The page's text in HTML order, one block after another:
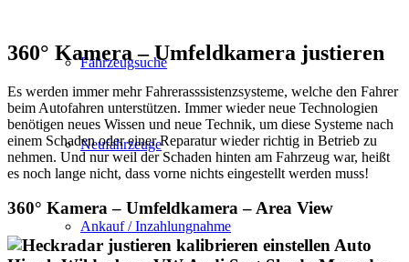
Fahrzeugsuche
Neufahrzeuge
Ankauf / Inzahlungnahme
360° Kamera – Umfeldkamera justieren
Es werden immer mehr Fahrerasssistenzsysteme, welche den Fahrer
beim Autofahren unterstützen. Immer wieder neue Technologien
benötigen neues Wissen und neue Technik, um diese Systeme nach
einem Schaden oder einer Reparatur wieder richtig in Betrieb zu
nehmen. Und nur weil der Schaden hinten am Fahrzeug war, heißt
es noch lange nicht, dass vorne nichts eingestellt werden muss!
360° Kamera – Umfeldkamera – Area View